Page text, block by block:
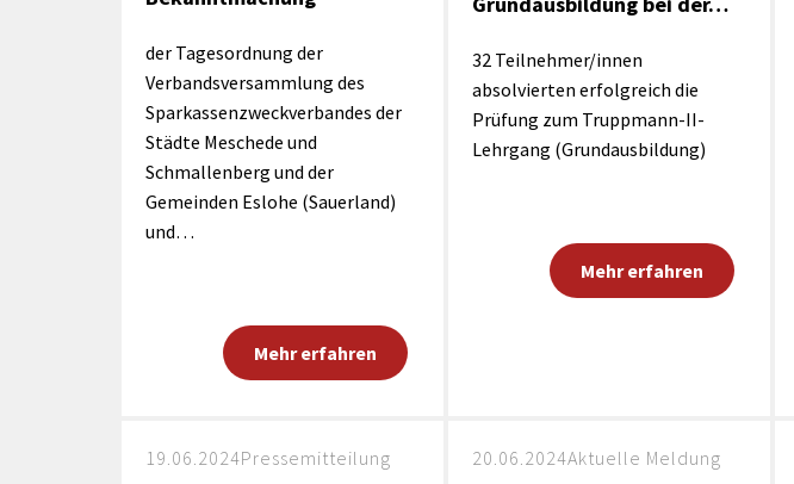
der Tagesordnung der
Verbandsversammlung des
Sparkassenzweckverbandes der
Städte Meschede und
Schmallenberg und der
Gemeinden Eslohe (Sauerland)
und…
Mehr erfahren
32 Teilnehmer/innen
absolvierten erfolgreich die
Prüfung zum Truppmann-II-
Lehrgang (Grundausbildung)
Mehr erfahren
19.06.2024Pressemitteilung 20.06.2024Aktuelle Meldung